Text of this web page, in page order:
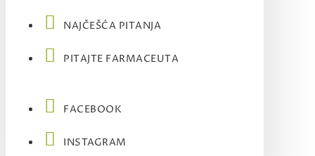
NAJČEŠĆA PITANJA
PITAJTE FARMACEUTA
FACEBOOK
INSTAGRAM